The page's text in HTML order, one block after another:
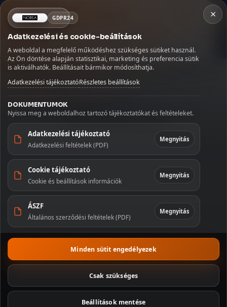
NORSA CO BT
MENÜ
🏠 Kezdőlap
🚚 Szállítás
👤 Fiókom
KATEGÓRIÁK
Kávé
Szörpök
Üdítők és
italok
Kezdőoldal/Édességek/Ostya és nápolyi/
Urbán Love Free nápolyi kakaós krémmel
Kosár ×
Betöltés...
Fontos szállítási információ
Szabadság miatt az augusztus 9–16. között leadott
rendeléseket augusztus 17-én, hétfőn adjuk fel.
Köszönjük megértését!
×
GDPR24
Adatkezelési és cookie-beállítások
A weboldal a megfelelő működéshez szükséges sütiket használ.
Az Ön döntése alapján statisztikai, marketing és preferencia sütik
is aktiválhatók. Beállításait bármikor módosíthatja.
Adatkezelési tájékoztatóRészletes beállítások
DOKUMENTUMOK
Nyissa meg a weboldalhoz tartozó tájékoztatókat és feltételeket.
Adatkezelési tájékoztató
Adatkezelési feltételek (PDF)
Megnyitás
Cookie tájékoztató
Cookie és beállítások információk
Megnyitás
ÁSZF
Általános szerződési feltételek (PDF)
Megnyitás
Minden sütit engedélyezek
Csak szükséges
Beállítások mentése